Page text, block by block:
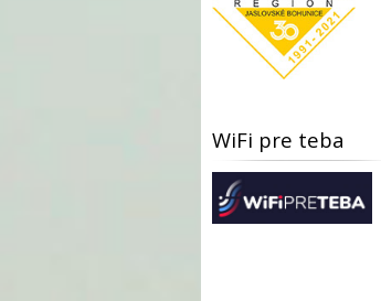
WiFi pre teba